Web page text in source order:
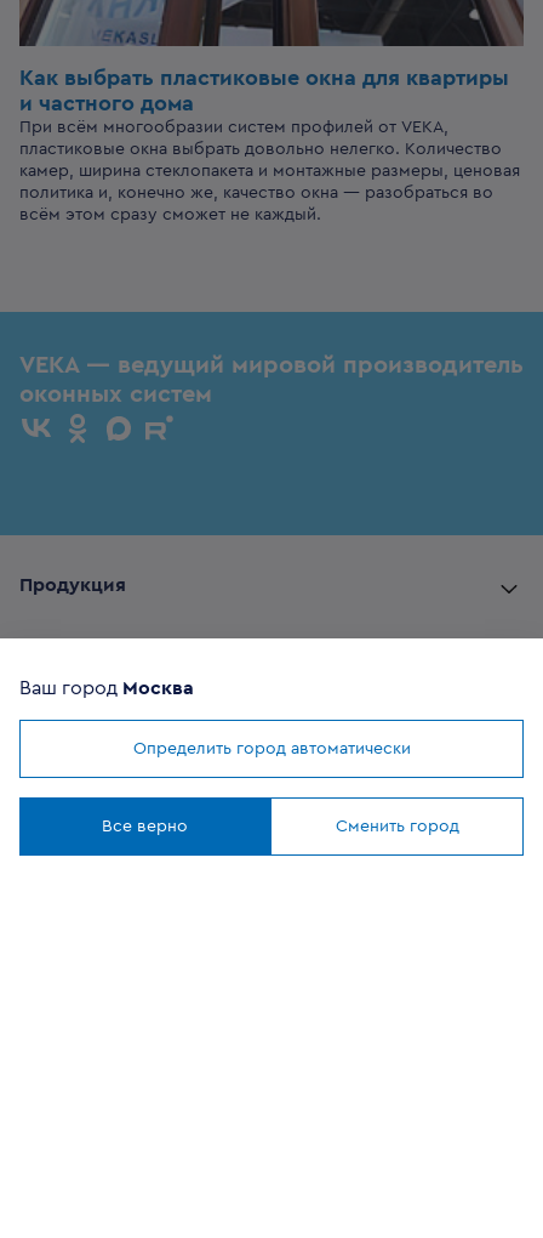
Как выбрать пластиковые окна для квартиры
и частного дома
При всём многообразии систем профилей от VEKA,
пластиковые окна выбрать довольно нелегко. Количество
камер, ширина стеклопакета и монтажные размеры, ценовая
политика и, конечно же, качество окна — разобраться во
всём этом сразу сможет не каждый.
Мы используем cookies
VEKA — ведущий мировой производитель
оконных систем
Продукция
Где купить
Ваш город Москва
Определить город автоматически
Все верно Сменить город